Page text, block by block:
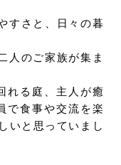
すさと、日々の暮
人のご家族が集ま
れる庭、主人が癒
で⾷事や交流を楽
いと思っていまし